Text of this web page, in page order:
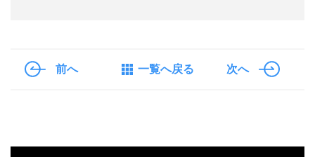
前へ 一覧へ戻る 次へ